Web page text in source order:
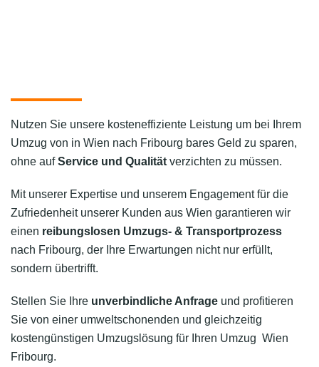
Nutzen Sie unsere kosteneffiziente Leistung um bei Ihrem
Umzug von in Wien nach Fribourg bares Geld zu sparen,
ohne aufService und Qualität verzichten zu müssen.
Mit unserer Expertise und unserem Engagement für die
Zufriedenheit unserer Kunden aus Wien garantieren wir
einen reibungslosen Umzugs- & Transportprozess
nach Fribourg, der Ihre Erwartungen nicht nur erfüllt,
sondern übertrifft.
Stellen Sie Ihre unverbindliche Anfrage und profitieren
Sie von einer umweltschonenden und gleichzeitig
kostengünstigen Umzugslösung für Ihren Umzug Wien
Fribourg.